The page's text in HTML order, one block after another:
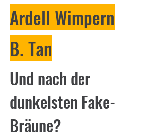
Ardell Wimpern
B. Tan
Und nach der
dunkelsten Fake-
Bräune?